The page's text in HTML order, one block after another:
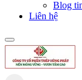
Blog
Liên hệ